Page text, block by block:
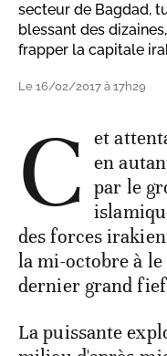
secteur de Bagdad,
blessant des
frapper la capitale
Le 16/02/2017 à 17h29
C et
en
par le
des forces
la mi-octobre à
dernier grand
La puissante